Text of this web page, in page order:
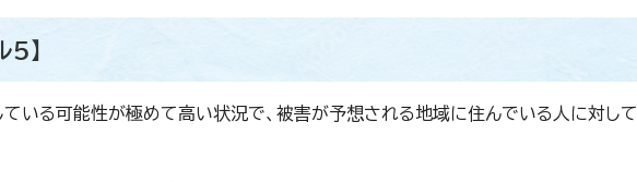
】
いる可能性が極めて高い状況で、被害が予想される地域に住んでいる人に対し